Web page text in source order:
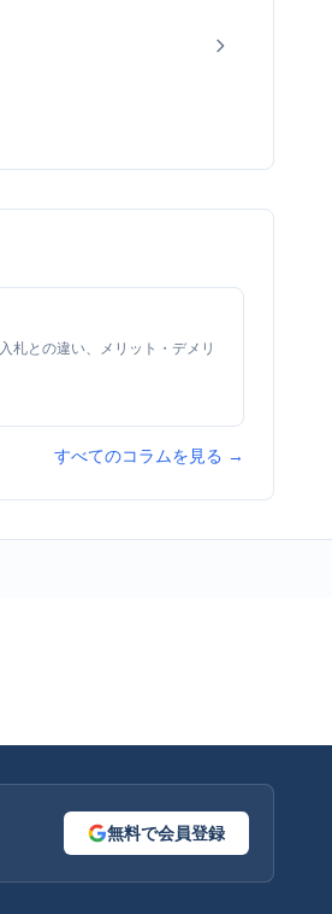
札との違い、メリット・デメリ
すべてのコラムを見る →
無料で会員登録